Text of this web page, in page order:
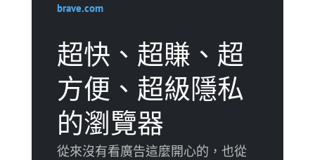
brave.com
超快、超賺、超
方便、超級隱私
的瀏覽器
從來沒有看廣告這麼開心的，也從